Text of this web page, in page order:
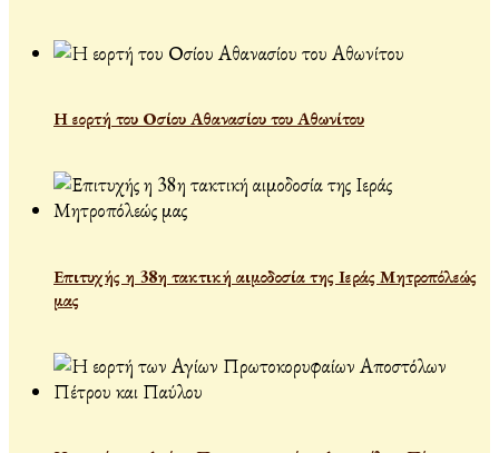
Η εορτή του Οσίου Αθανασίου του Αθωνίτου
Επιτυχής η 38η τακτική αιμοδοσία της Ιεράς Μητροπόλεώς
μας